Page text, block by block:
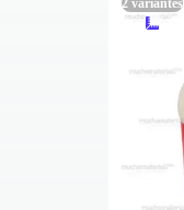
2 variantes